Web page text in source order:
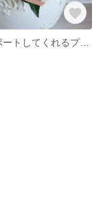
天使がサポートしてくれるプリザーブドフラワー